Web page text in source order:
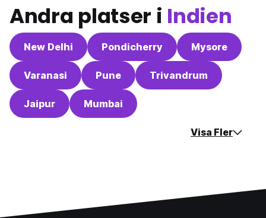
Andra platser i Indien
New Delhi Pondicherry Mysore
Varanasi Pune Trivandrum
Jaipur Mumbai
Visa Fler